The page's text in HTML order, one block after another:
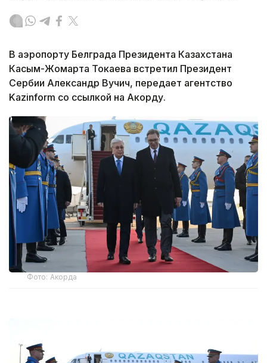
В аэропорту Белграда Президента Казахстана
Касым-Жомарта Токаева встретил Президент
Сербии Александр Вучич, передает агентство
Kazinform со ссылкой на Акорду.
Фото: Акорда